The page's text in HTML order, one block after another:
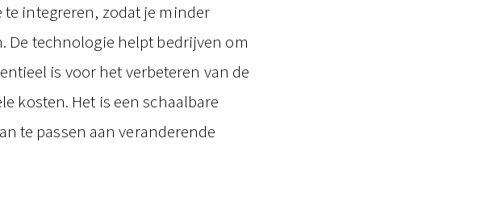
integreren, zodat je minder
technologie helpt bedrijven om
is voor het verbeteren van de
kosten. Het is een schaalbare
te passen aan veranderende